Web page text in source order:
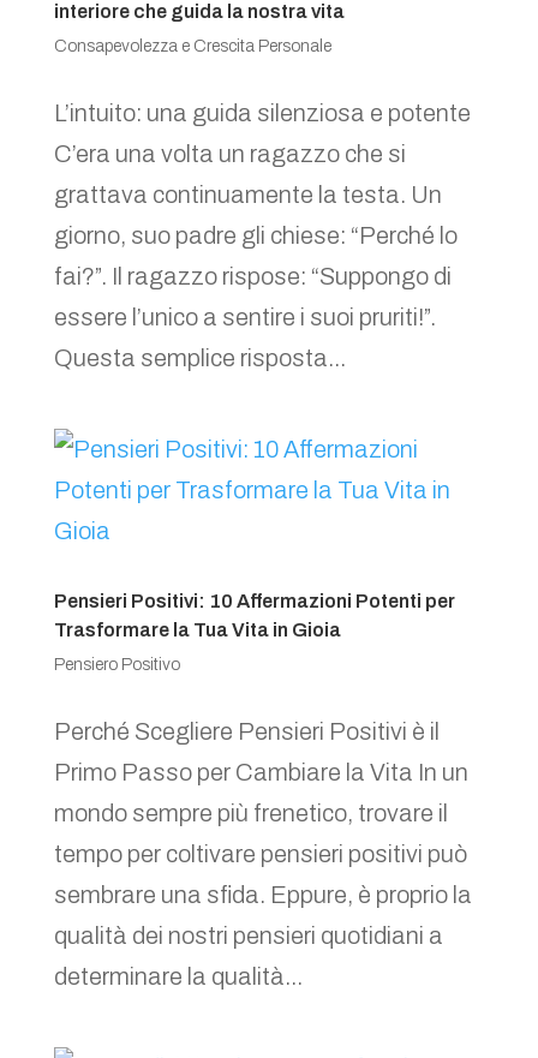
interiore che guida la nostra vita
Consapevolezza e Crescita Personale
L’intuito: una guida silenziosa e potente
C’era una volta un ragazzo che si
grattava continuamente la testa. Un
giorno, suo padre gli chiese: “Perché lo
fai?”. Il ragazzo rispose: “Suppongo di
essere l’unico a sentire i suoi pruriti!”.
Questa semplice risposta...
Pensieri Positivi: 10 Affermazioni Potenti per
Trasformare la Tua Vita in Gioia
Pensiero Positivo
Perché Scegliere Pensieri Positivi è il
Primo Passo per Cambiare la Vita In un
mondo sempre più frenetico, trovare il
tempo per coltivare pensieri positivi può
sembrare una sfida. Eppure, è proprio la
qualità dei nostri pensieri quotidiani a
determinare la qualità...